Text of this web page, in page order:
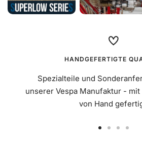
HANDGEFERTIGTE
Spezialteile und
unserer Vespa Manufaktur - mit
von Hand